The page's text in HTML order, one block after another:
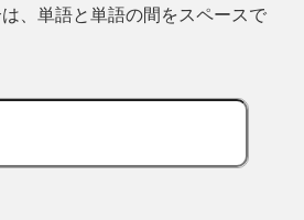
、単語と単語の間をスペースで